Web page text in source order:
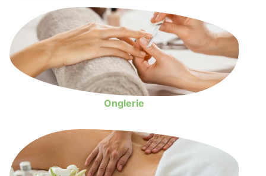
Onglerie